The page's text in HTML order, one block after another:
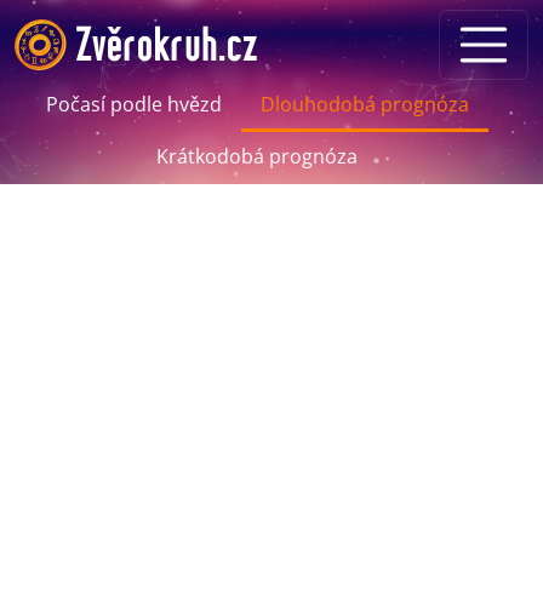
Počasí podle hvězd
Dlouhodobá prognóza
Krátkodobá prognóza